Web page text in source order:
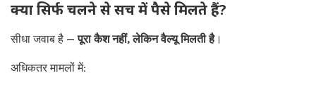
क्या सिर्फ चलने से सच में पैसे मिलते हैं?
सीधा जवाब है —पूरा कैश नहीं, लेकिन वैल्यू मिलती है।
अधिकतर मामलों में: